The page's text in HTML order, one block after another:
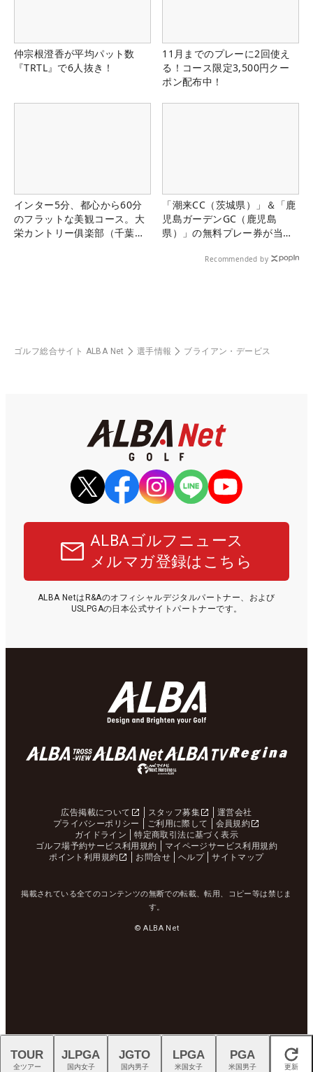
仲宗根澄香が平均パット数
『TRTL』で6人抜き！
11月までのプレーに2回使え
る！コース限定3,500円クー
ポン配布中！
インター5分、都心から60分
のフラットな美観コース。大
栄カントリー俱楽部（千葉
「潮来CC（茨城県）」＆「鹿
児島ガーデンGC（鹿児島
県）」の無料プレー券が当た
Recommended by
ゴルフ総合サイト ALBA Net 選手情報 ブライアン・デービス
ALBAゴルフニュース
メルマガ登録はこちら
ALBA NetはR&Aのオフィシャルデジタルパートナー、および
USLPGAの日本公式サイトパートナーです。
広告掲載について スタッフ募集
運営会社
プライバシーポリシー
ご利用に際して
会員規約
ガイドライン
特定商取引法に基づく表示
ゴルフ場予約サービス利用規約
マイページサービス利用規約
ポイント利用規約
お問合せ ヘルプ サイトマップ
掲載されている全てのコンテンツの無断での転載、転用、コピー等は禁じま
す。
© ALBA Net
閉じる
TOUR
全ツアー
JLPGA
国内女子
JGTO
国内男子
LPGA
米国女子
PGA
米国男子 更新